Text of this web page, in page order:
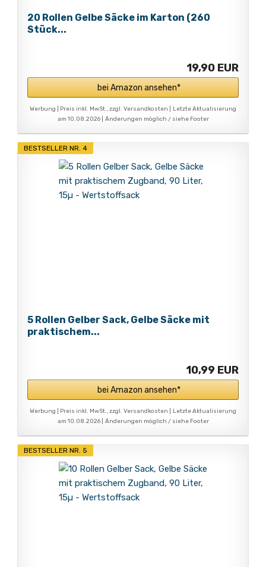
20 Rollen Gelbe Säcke im Karton (260
Stück...
19,90 EUR
bei Amazon ansehen*
Werbung | Preis inkl. MwSt., zzgl. Versandkosten |
Letzte Aktualisierung
am 10.08.2026 |
Änderungen möglich / siehe Footer
BESTSELLER NR. 4
5 Rollen Gelber Sack, Gelbe Säcke mit
praktischem...
10,99 EUR
bei Amazon ansehen*
Werbung | Preis inkl. MwSt., zzgl. Versandkosten |
Letzte Aktualisierung
am 10.08.2026 |
Änderungen möglich / siehe Footer
BESTSELLER NR. 5